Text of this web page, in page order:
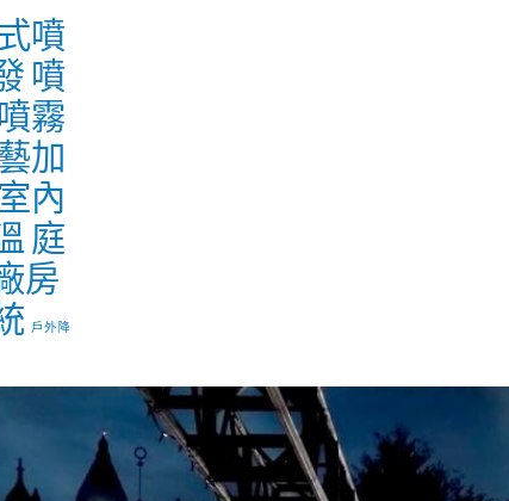
噴
噴
噴霧
加
室內
庭
房
戶外降